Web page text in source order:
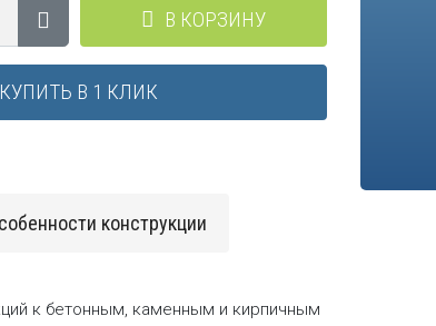
В КОРЗИНУ
КУПИТЬ В 1 КЛИК
конструкции
к бетонным, каменным и кирпичным